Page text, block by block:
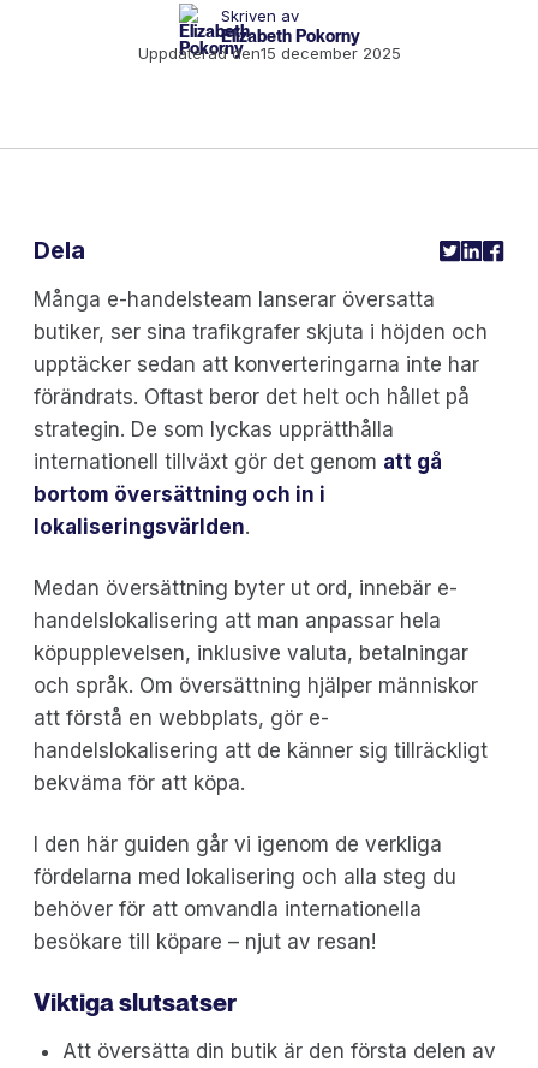
Skriven av
Elizabeth Pokorny
Uppdaterad den15 december 2025
Många e-handelsteam lanserar översatta
butiker, ser sina trafikgrafer skjuta i höjden och
upptäcker sedan att konverteringarna inte har
förändrats. Oftast beror det helt och hållet på
strategin. De som lyckas upprätthålla
internationell tillväxt gör det genom att gå
bortom översättning och in i
lokaliseringsvärlden.
Medan översättning byter ut ord, innebär e-
handelslokalisering att man anpassar hela
köpupplevelsen, inklusive valuta, betalningar
och språk. Om översättning hjälper människor
att förstå en webbplats, gör e-
handelslokalisering att de känner sig tillräckligt
bekväma för att köpa.
I den här guiden går vi igenom de verkliga
fördelarna med lokalisering och alla steg du
behöver för att omvandla internationella
besökare till köpare – njut av resan!
Viktiga slutsatser
Att översätta din butik är den första delen av
Dela